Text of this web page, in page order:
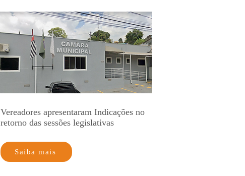
Vereadores apresentaram Indicações no
retorno das sessões legislativas
Saiba mais